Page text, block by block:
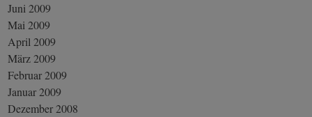
Juni 2009
Mai 2009
April 2009
März 2009
Februar 2009
Januar 2009
Dezember 2008